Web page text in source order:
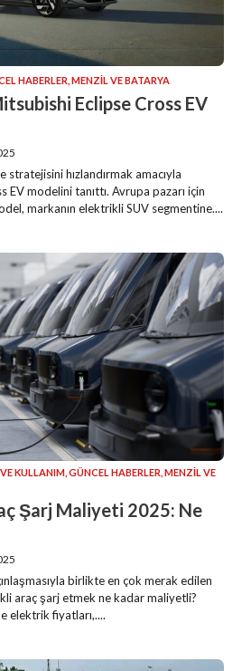
HABERLER MENZIL VE BATARYA
Eclipse Cross EV
hızlandırmak amacıyla
EV modelini tanıttı. Avrupa pazarı için
markanın elektrikli SUV segmentine....
KULLANIM GÜNCEL HABERLER MENZIL VE
Şarj Maliyeti 2025: Ne
birlikte en çok merak edilen
araç şarj etmek ne kadar maliyetli?
elektrik fiyatları,....